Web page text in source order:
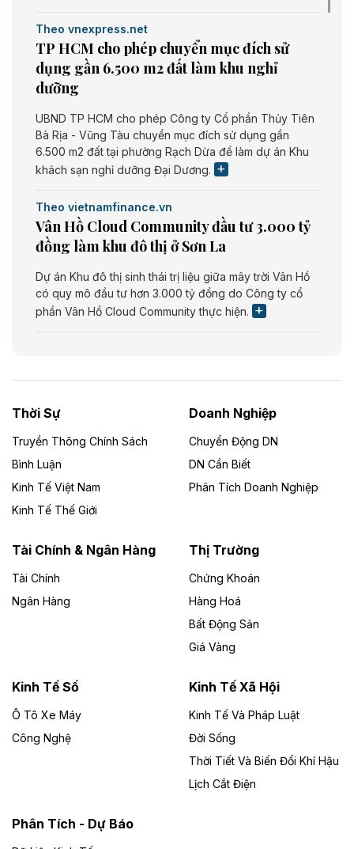
Theo vnexpress.net
TP HCM cho phép chuyển mục đích sử
dụng gần 6.500 m2 đất làm khu nghỉ
dưỡng
UBND TP HCM cho phép Công ty Cổ phần Thủy Tiên
Bà Rịa - Vũng Tàu chuyển mục đích sử dụng gần
6.500 m2 đất tại phường Rạch Dừa để làm dự án Khu
khách sạn nghỉ dưỡng Đại Dương.
Theo vietnamfinance.vn
Vân Hồ Cloud Community đầu tư 3.000 tỷ
đồng làm khu đô thị ở Sơn La
Dự án Khu đô thị sinh thái trị liệu giữa mây trời Vân Hồ
có quy mô đầu tư hơn 3.000 tỷ đồng do Công ty cổ
phần Vân Hồ Cloud Community thực hiện.
Dự án Nhà máy xử lý rác và phát điện Bắc Giang do
Công ty TNHH Năng lượng môi trường Bắc Giang làm
Theo vietnamfinance.vn
Đức Long Gia Lai mở rộng ‘hệ sinh thái’
Lai
Bốn doanh nghiệp có sự góp vốn của Công ty Cổ
phần Tập đoàn Đức Long Gia Lai (HoSE: DLG) được
Gia Lai với tổng vốn hơn 4.750 tỷ đồng.
Đồng Nai cho thuê gần 59 ha đất làm khu
công nghiệp ở Long Thành
UBND TP Đồng Nai cho Công ty Amata thuê gần 59 ha
đất để đầu tư khu công nghiệp công nghệ cao Long
Đề xuất hỗ trợ 20.000 tỷ đồng làm cao tốc
Thời Sự
Truyền Thông Chính Sách
Bình Luận
Kinh Tế Việt Nam
Kinh Tế Thế Giới
Doanh Nghiệp
Chuyển Động DN
DN Cần Biết
Phân Tích Doanh Nghiệp
Tài Chính & Ngân Hàng
Tài Chính
Ngân Hàng
Thị Trường
Chứng Khoán
Hàng Hoá
Bất Động Sản
Giá Vàng
Kinh Tế Số
Ô Tô Xe Máy
Công Nghệ
Kinh Tế Xã Hội
Kinh Tế Và Pháp Luật
Đời Sống
Thời Tiết Và Biến Đổi Khí Hậu
Lịch Cắt Điện
Phân Tích - Dự Báo